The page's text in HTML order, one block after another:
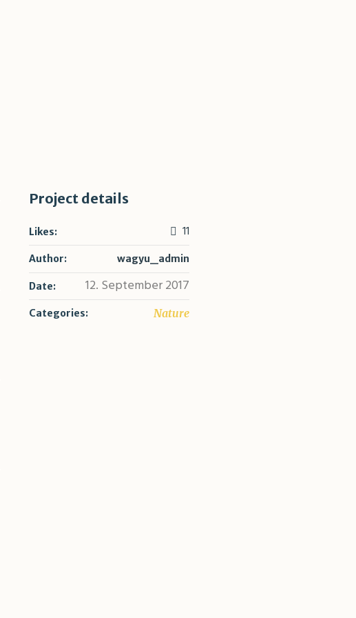
Project details
Likes: 11
Author: wagyu_admin
Date: 12. September 2017
Categories: Nature